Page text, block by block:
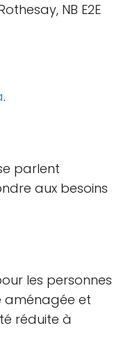
NB E2E
.
parlent
aux besoins
les personnes
aménagée et
réduite à